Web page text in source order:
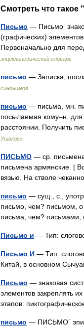
Смотреть что
Письмо — Письмо
(графических)
Первоначально для
энциклопедический словарь
письмо — Записка,
синонимов
письмо — письма, мн.
посылаемая кому–н.
расстоянии. Получить
Ушакова
ПИСЬМО — ср.
письмена армянские. |
вязью. На стволе
письмо — сущ., с.,
письмо, чем? письмом,
письма, чем?
Письмо и — Тип:
Письмо И — Тип:
Китай, в основном
Письмо — знаковая
элементов закреплять
этапов:
письмо — ПИСЬМО´